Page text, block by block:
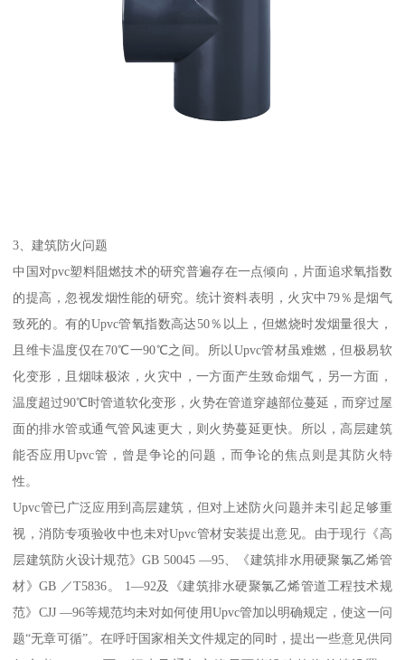
3、建筑防火问题
中国对pvc塑料阻燃技术的研究普遍存在一点倾向，片面追求氧指数
的提高，忽视发烟性能的研究。统计资料表明，火灾中79％是烟气
致死的。有的Upvc管氧指数高达50％以上，但燃烧时发烟量很大，
且维卡温度仅在70℃一90℃之间。所以Upvc管材虽难燃，但极易软
化变形，且烟味极浓，火灾中，一方面产生致命烟气，另一方面，
温度超过90℃时管道软化变形，火势在管道穿越部位蔓延，而穿过屋
面的排水管或通气管风速更大，则火势蔓延更快。所以，高层建筑
能否应用Upvc管，曾是争论的问题，而争论的焦点则是其防火特
性。
Upvc管已广泛应用到高层建筑，但对上述防火问题并未引起足够重
视，消防专项验收中也未对Upvc管材安装提出意见。由于现行《高
层建筑防火设计规范》GB 50045 —95、《建筑排水用硬聚氯乙烯管
材》GB ／T5836。 1—92及《建筑排水硬聚氯乙烯管道工程技术规
范》CJJ —96等规范均未对如何使用Upvc管加以明确规定，使这一问
题“无章可循”。在呼吁国家相关文件规定的同时，提出一些意见供同